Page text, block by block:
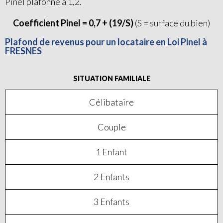
Coefficient Pinel = 0,7 + (19/S)(S = surface du bien)
Plafond de revenus pour un locataire en Loi Pinel à
FRESNES
SITUATION FAMILIALE
Célibataire
Couple
1 Enfant
2 Enfants
3 Enfants